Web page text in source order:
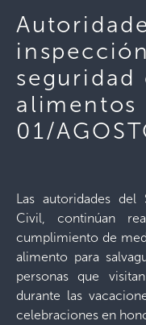
seguridad
alimentos
01/
Las autoridades del
Civil, continúan
cumplimiento de
alimento para
personas que
durante las
celebraciones en